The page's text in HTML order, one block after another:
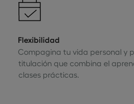
Flexibilidad
Compagina tu vida personal y
titulación que combina el
clases prácticas.